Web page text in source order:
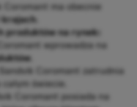
Coromant ma obecnie
krajach
produktów na rynek:
wprowadza na
Coromant zatrudnia
całym świecie.
Coromant posiada na